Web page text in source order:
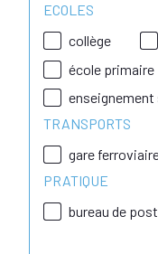
ECOLES
collège
école primaire
enseignement
TRANSPORTS
gare
PRATIQUE
bureau de